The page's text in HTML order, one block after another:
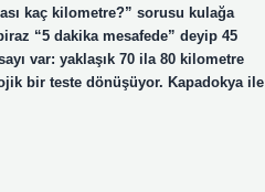
kaç kilometre?” sorusu kulağa
“5 dakika mesafede” deyip 45
var: yaklaşık 70 ila 80 kilometre
bir teste dönüşüyor. Kapadokya ile